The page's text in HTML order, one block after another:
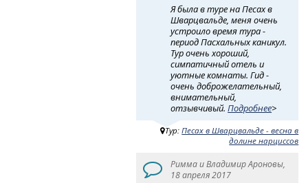
Я была в туре на Песах в
Шварцвальде, меня очень
устроило время тура -
период Пасхальных каникул.
Тур очень хороший,
симпатичный отель и
уютные комнаты. Гид -
очень доброжелательный,
внимательный,
отзывчивый.Подробнее>
Тур:Песах в Шварцвальде - весна в
долине нарциссов
Римма и Владимир Ароновы,
18 апреля 2017